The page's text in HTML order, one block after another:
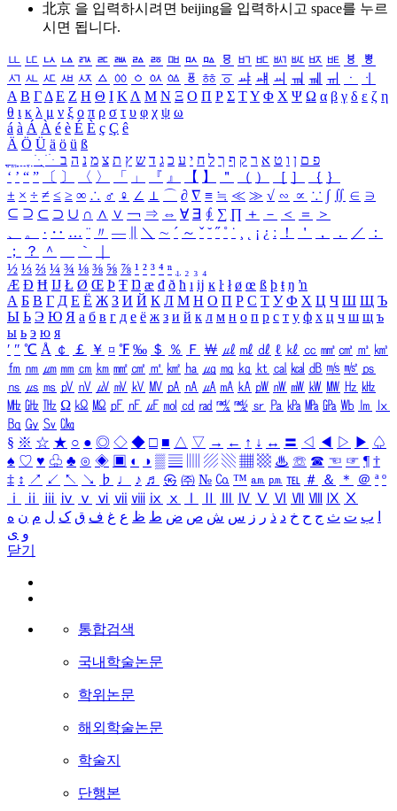
北京 을 입력하시려면 beijing을 입력하시고 space를 누르
시면 됩니다.
ㅥ ㅦ ㅧ ㅨ ㅩ ㅪ ㅫ ㅬ ㅭ ㅮ ㅯ ㅰ ㅱ ㅲ ㅳ ㅴ ㅵ ㅶ ㅷ ㅸ
ㅹ
ㅺ ㅻ ㅼ ㅽ ㅾ ㅿ ㆀ ㆁ ㆂ ㆃ ㆄ ㆅ ㆆ ㆇ ㆈ ㆉ ㆊ ㆋ ㆌ ㆍ
ㆎ
Α Β ΓΔ Ε Ζ Η Θ Ι ΚΛ Μ Ν Ξ Ο Π Ρ Σ ΤΥ Φ Χ Ψ Ω α β γ δ ε ζ η
θ ι κ λ μ ν ξ ο π ρ σ τ υ φ χ ψ ω
á à Á À é è É È ç Ç ê
Ä Ö Ü ä ö ü ß
ִֶֹ ֻּ ׁׂ פ ם ן ו ט א ר ק ף ך ל ח י ע כ ג ד ש ץ ת צ מ נ ה ב
‘ ’ “ ” 〔 〕 〈 〉 「 」 『 』 【 】 ＂ （ ） ［ ］ ｛ ｝
± × ÷ ≠ ≤ ≥ ∞ ∴ ♂ ♀ ∠ ⊥ ⌒ ∂ ∇ ≡ ≒ ≪ ≫ √ ∽ ∝ ∵ ∫ ∬ ∈ ∋
⊆ ⊇ ⊂ ⊃ ∪ ∩ ∧ ∨ ￢ ⇒ ⇔ ∀ ∃ ∮ ∑ ∏ ＋ － ＜ ＝
＞
、
。 · ‥ … ¨ 〃 ― ＼ ∼ ´ ～ ˇ ˘ ˝ ˚ ˙ ¸ ¡ ¿ ː ！ ＇ ， ． ／
：
；
？ ＾ ｀
½ ⅓ ⅔ ¼ ¾ ⅛ ⅜ ⅝ ⅞ ¹ ² ³ ⁴ ⁿ ₁ ₂ ₃ ₄
Æ Ð Ħ Ĳ Ł Ø Œ Þ Ŧ Ŋ æ đ ð ħ ı ĳ ĸ ŀ ł ø œ ß þ ŧ ŋ ŉ
А Б В Г Д Е Ё Ж З И Й К Л М Н О П Р С Т У Ф Х Ц Ч Ш Щ Ъ
Ы Ь Э Ю Я а б в г д е ё ж з и й к л м н о п р с т у ф х ц ч ш щ ъ
ы ь э ю я
′ ″ ℃ Å ￠ ￡ ￥ ¤ ℉ ‰ ＄ ％ Ｆ ￦ ㎕ ㎖ ㎗ ℓ ㎘ ㏄ ㎣ ㎤ ㎥ ㎦
㎙ ㎚ ㎛ ㎜ ㎝ ㎞ ㎟ ㎠ ㎡ ㎢ ㏊ ㎍ ㎎ ㎏ ㏏ ㎈ ㎉ ㏈ ㎧ ㎨ ㎰
㎱ ㎲ ㎳ ㎴ ㎵ ㎶ ㎷ ㎸ ㎹ ㎀ ㎁ ㎂ ㎃ ㎄ ㎺ ㎻ ㎽ ㎾ ㎿ ㎐ ㎑
㎒ ㎓ ㎔ Ω ㏀ ㏁ ㎊ ㎋ ㎌ ㏖ ㏅ ㎭ ㎮ ㎯ ㏛ ㎩ ㎪ ㎫ ㎬ ㏝ ㏐
㏓
㏃ ㏉ ㏜ ㏆
§ ※ ☆ ★ ○ ● ◎ ◇ ◆ □ ■ △ ▽ → ← ↑ ↓ ↔ 〓 ◁ ◀ ▷ ▶ ♤
♠ ♡ ♥ ♧ ♣ ⊙ ◈ ▣ ◐ ◑ ▒ ▤ ▨ ▧ ▦ ▩ ♨ ☏ ☎ ☜ ☞ ¶ †
‡ ↕ ↗ ↙ ↖ ↘ ♭ ♩ ♪ ♬ ㉿ ㈜ № ㏇ ™ ㏂ ㏘ ℡ ＃ ＆ ＊ ＠ ª º
ⅰ
ⅱ ⅲ ⅳ ⅴ ⅵ ⅶ ⅷ ⅸ ⅹ Ⅳ Ⅴ Ⅵ Ⅶ Ⅷ Ⅸ Ⅹ
ب ت ث ج ح خ د ذ ر ز س ش ص ض ط ظ ع غ ف ق ک ل م ن ه
و ی
닫기
통합검색
국내학술논문
학위논문
해외학술논문
학술지
단행본